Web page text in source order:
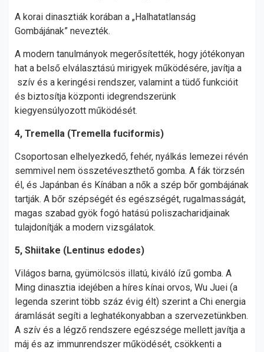
A korai dinasztiák korában a „Halhatatlanság
Gombájának” nevezték.
A modern tanulmányok megerősítették, hogy jótékonyan
hat a belső elválasztású mirigyek működésére, javítja a
szív és a keringési rendszer, valamint a tüdő funkcióit
és biztosítja központi idegrendszerünk
kiegyensúlyozott működését.
4, Tremella (Tremella fuciformis)
Csoportosan elhelyezkedő, fehér, nyálkás lemezei révén
semmivel nem összetéveszthető gomba. A fák törzsén
él, és Japánban és Kínában a nők a szép bőr gombájának
tartják. A bőr szépségét és egészségét, rugalmasságát,
magas szabad gyök fogó hatású poliszacharidjainak
tulajdonítják a modern vizsgálatok.
5, Shiitake (Lentinus edodes)
Világos barna, gyümölcsös illatú, kiváló ízű gomba. A
Ming dinasztia idejében a híres kínai orvos, Wu Juei (a
legenda szerint több száz évig élt) szerint a Chi energia
áramlását segíti a leghatékonyabban a szervezetünkben.
A szív és a légző rendszere egészsége mellett javítja a
máj és az immunrendszer működését, csökkenti a